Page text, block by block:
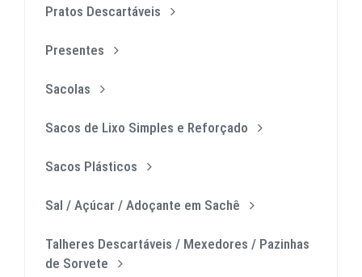
Pratos Descartáveis
Presentes
Sacolas
Sacos de Lixo Simples e Reforçado
Sacos Plásticos
Sal / Açúcar / Adoçante em Sachê
Talheres Descartáveis / Mexedores / Pazinhas
de Sorvete